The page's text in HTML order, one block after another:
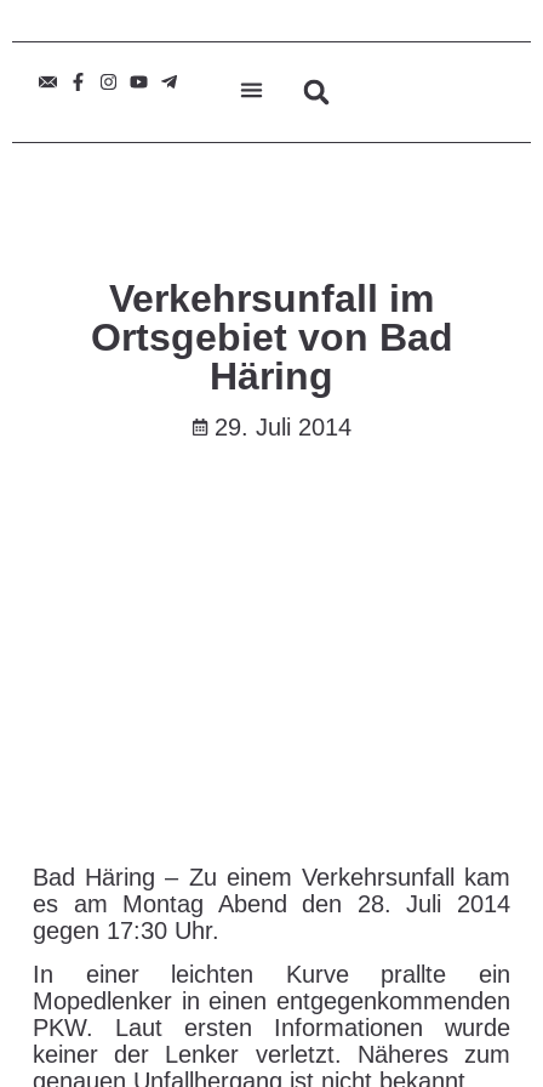
Verkehrsunfall im
Ortsgebiet von Bad
Häring
29. Juli 2014
Bad Häring – Zu einem Verkehrsunfall kam
es am Montag Abend den 28. Juli 2014
gegen 17:30 Uhr.
In einer leichten Kurve prallte ein
Mopedlenker in einen entgegenkommenden
PKW. Laut ersten Informationen wurde
keiner der Lenker verletzt. Näheres zum
genauen Unfallhergang ist nicht bekannt.